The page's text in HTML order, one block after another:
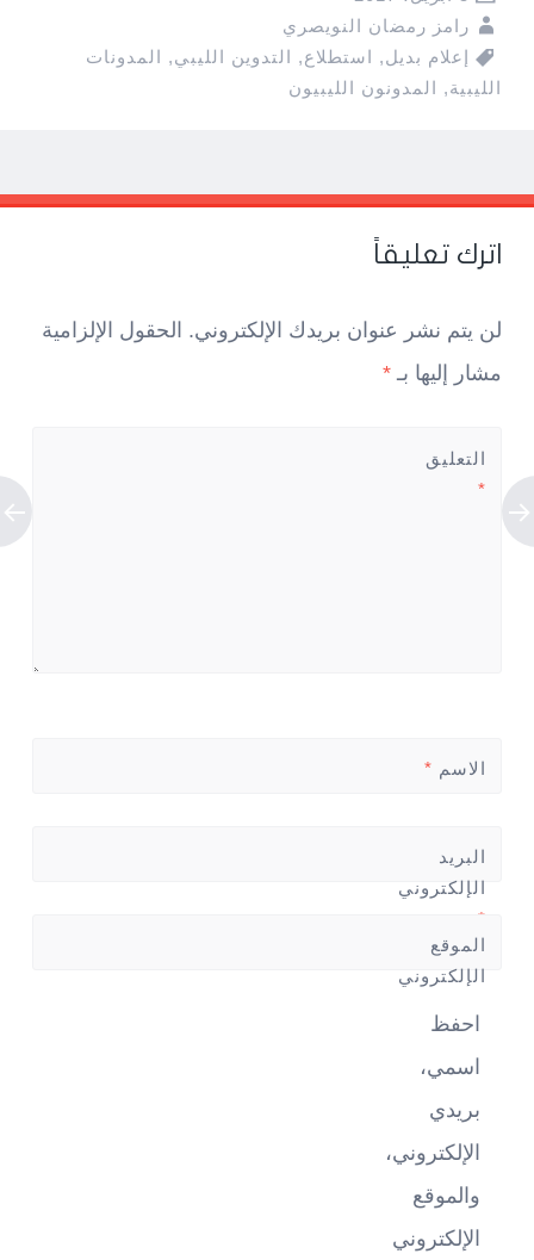
رامز رمضان النويصري
إعلام بديل, استطلاع, التدوين الليبي, المدونات
الليبية, المدونون الليبيون
Post
navigation
←
→
اترك تعليقاً
لن يتم نشر عنوان بريدك الإلكتروني. الحقول الإلزامية
مشار إليها بـ *
التعليق
*
الاسم *
البريد
الإلكتروني
*
الموقع
الإلكتروني
احفظ
اسمي،
بريدي
الإلكتروني،
والموقع
الإلكتروني